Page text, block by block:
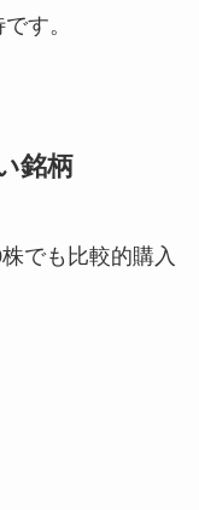
す。
銘柄
でも比較的購入